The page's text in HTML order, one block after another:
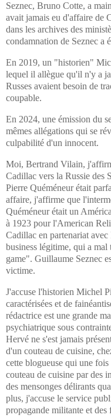
Seznec, Bruno Cotte, a
avait jamais eu d'affaire de
dans les archives des
condamnation de Seznec a
En 2019, un "historien"
lequel il allègue qu'il n'y a
Russes avaient besoin de
coupable.
En 2024, une émission du
mêmes allégations qui se
culpabilité d'un innocent.
Moi, Bertrand Vilain,
Cadillac vers la Russie des
Pierre Quéméneur était
affaire, j'affirme que
Quéméneur était un
à 1923 pour l'American
Cadillac en partenariat
business légitime, qui a
game". Guillaume Seznec
victime.
J'accuse l'historien Michel
caractérisées et de
rédactrice est une grande
psychiatrique sous
Hervé ne s'est jamais
d'un couteau de cuisine,
cette blogueuse qui une
couteau de cuisine par des
des mensonges délirants
plus, j'accuse le service
propagande militante et des